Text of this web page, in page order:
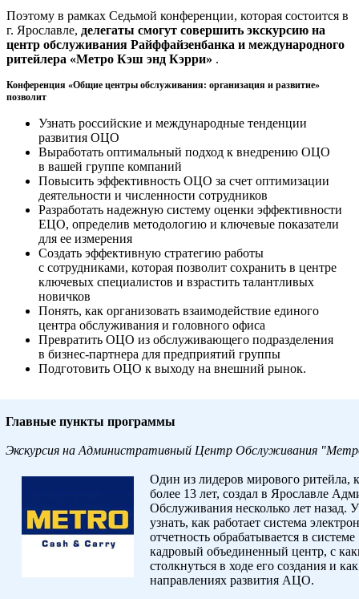
Поэтому в рамках Седьмой конференции, которая состоится в
г. Ярославле, делегаты смогут совершить экскурсию на
центр обслуживания Райффайзенбанка и международного
ритейлера «Метро Кэш энд Кэрри» .
Конференция «Общие центры обслуживания: организация и развитие»
позволит
Узнать российские и международные тенденции
развития ОЦО
Выработать оптимальный подход к внедрению ОЦО
в вашей группе компаний
Повысить эффективность ОЦО за счет оптимизации
деятельности и численности сотрудников
Разработать надежную систему оценки эффективности
ЕЦО, определив методологию и ключевые показатели
для ее измерения
Создать эффективную стратегию работы
с сотрудниками, которая позволит сохранить в центре
ключевых специалистов и взрастить талантливых
новичков
Понять, как организовать взаимодействие единого
центра обслуживания и головного офиса
Превратить ОЦО из обслуживающего подразделения
в бизнес-партнера для предприятий группы
Подготовить ОЦО к выходу на внешний рынок.
Главные пункты программы
Экскурсия на Административный Центр Обслуживания
Один из лидеров мирового ритейла,
более 13 лет, создал в Ярославле
Обслуживания несколько лет назад.
узнать, как работает система
отчетность обрабатывается в
кадровый объединенный центр, с
столкнуться в ходе его создания и
направлениях развития АЦО.